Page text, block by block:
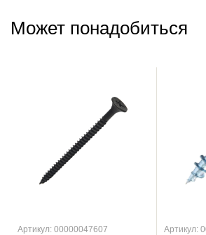
Может понадобиться
Артикул: 00000047607 Артикул: